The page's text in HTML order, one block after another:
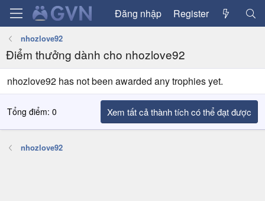
Đăng nhập Register
nhozlove92
Điểm thưởng dành cho nhozlove92
nhozlove92 has not been awarded any trophies yet.
Tổng điểm: 0 Xem tất cả thành tích có thể đạt được
nhozlove92